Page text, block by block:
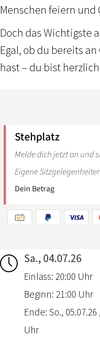
Menschen feiern
Doch das Wichtigste
Egal, ob du bereits
hast – du bist
Sa., 04.07.26
Einlass: 20:00 Uhr
Beginn: 21:00 Uhr
Ende: So., 05.07.26
Uhr